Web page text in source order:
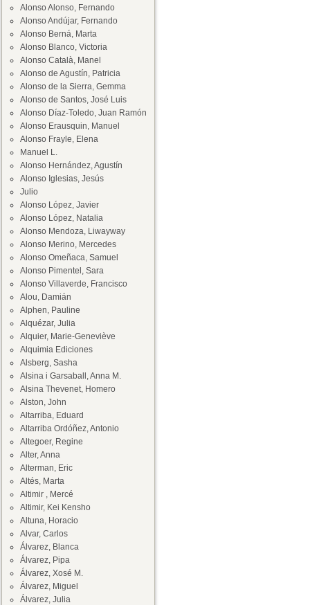
Alonso Alonso, Fernando
Alonso Andújar, Fernando
Alonso Berná, Marta
Alonso Blanco, Victoria
Alonso Català, Manel
Alonso de Agustín, Patricia
Alonso de la Sierra, Gemma
Alonso de Santos, José Luis
Alonso Díaz-Toledo, Juan Ramón
Alonso Erausquin, Manuel
Alonso Frayle, Elena
Manuel L.
Alonso Hernández, Agustín
Alonso Iglesias, Jesús
Julio
Alonso López, Javier
Alonso López, Natalia
Alonso Mendoza, Liwayway
Alonso Merino, Mercedes
Alonso Omeñaca, Samuel
Alonso Pimentel, Sara
Alonso Villaverde, Francisco
Alou, Damián
Alphen, Pauline
Alquézar, Julia
Alquier, Marie-Geneviève
Alquimia Ediciones
Alsberg, Sasha
Alsina i Garsaball, Anna M.
Alsina Thevenet, Homero
Alston, John
Altarriba, Eduard
Altarriba Ordóñez, Antonio
Altegoer, Regine
Alter, Anna
Alterman, Eric
Altés, Marta
Altimir , Mercé
Altimir, Kei Kensho
Altuna, Horacio
Alvar, Carlos
Álvarez, Blanca
Álvarez, Pipa
Álvarez, Xosé M.
Álvarez, Miguel
Álvarez, Julia